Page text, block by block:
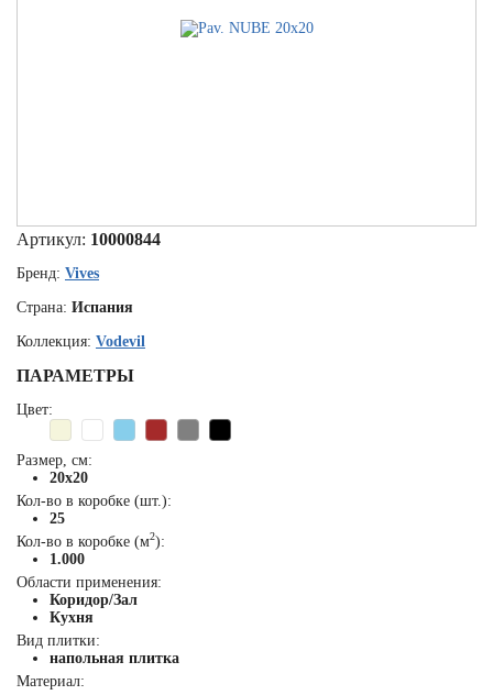
Артикул: 10000844
Бренд: Vives
Страна: Испания
Коллекция: Vodevil
ПАРАМЕТРЫ
Цвет:
Размер, см:
20x20
Кол-во в коробке (шт.):
25
Кол-во в коробке (м2):
1.000
Области применения:
Коридор/Зал
Кухня
Вид плитки:
напольная плитка
Материал: